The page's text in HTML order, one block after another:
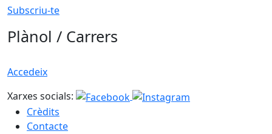
Subscriu-te
Plànol / Carrers
Accedeix
Xarxes socials:
Crèdits
Contacte